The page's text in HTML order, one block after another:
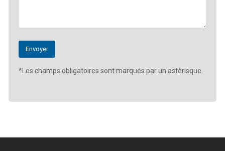
*Les champs obligatoires sont marqués par un astérisque.